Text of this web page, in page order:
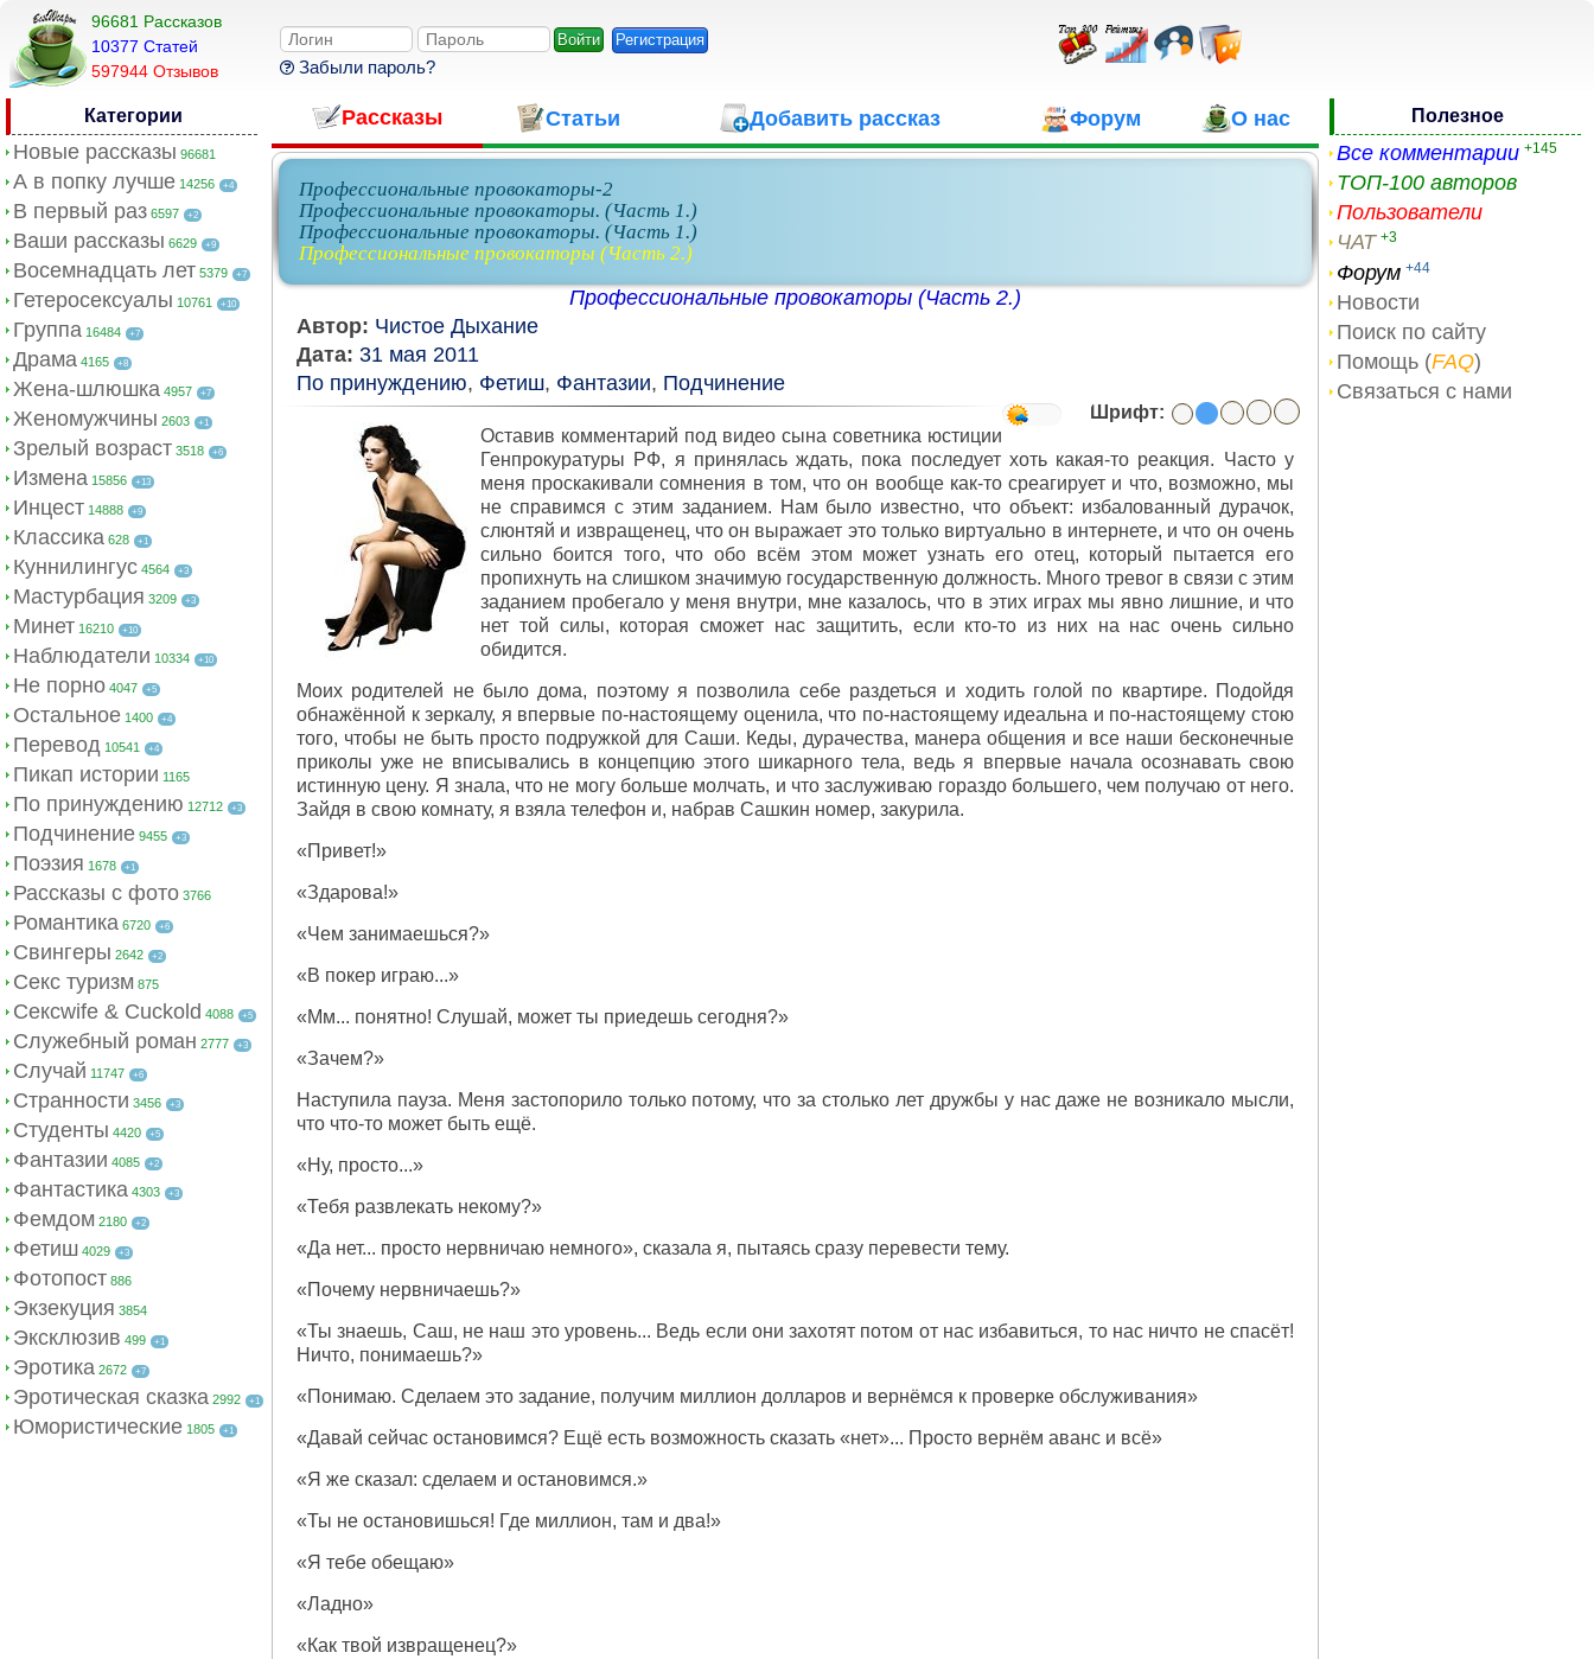
96681 Рассказов
10377 Cтатей
597944 Отзывов
Регистрация
Забыли пароль?
Категории
Новые рассказы 96681
А в попку лучше 14256 +4
В первый раз 6597 +2
Ваши рассказы 6629 +9
Восемнадцать лет 5379 +7
Гетеросексуалы 10761 +10
Группа 16484 +7
Драма 4165 +8
Жена-шлюшка 4957 +7
Женомужчины 2603 +1
Зрелый возраст 3518 +6
Измена 15856 +13
Инцест 14888 +9
Классика 628 +1
Куннилингус 4564 +3
Мастурбация 3209 +3
Минет 16210 +10
Наблюдатели 10334 +10
Не порно 4047 +5
Остальное 1400 +4
Перевод 10541 +4
Пикап истории 1165
По принуждению 12712 +3
Подчинение 9455 +3
Поэзия 1678 +1
Рассказы с фото 3766
Романтика 6720 +6
Свингеры 2642 +2
Секс туризм 875
Сексwife & Cuckold 4088 +5
Служебный роман 2777 +3
Случай 11747 +6
Странности 3456 +3
Студенты 4420 +5
Фантазии 4085 +2
Фантастика 4303 +3
Фемдом 2180 +2
Фетиш 4029 +3
Фотопост 886
Экзекуция 3854
Эксклюзив 499 +1
Эротика 2672 +7
Эротическая сказка 2992 +1
Юмористические 1805 +1
Рассказы Статьи Добавить рассказ Форум О нас
Профессиональные провокаторы-2
Профессиональные провокаторы. (Часть 1.)
Профессиональные провокаторы. (Часть 1.)
Профессиональные провокаторы (Часть 2.)
Профессиональные провокаторы (Часть 2.)
Автор: Чистое Дыхание
Дата: 31 мая 2011
По принуждению, Фетиш, Фантазии, Подчинение
Шрифт:
Оставив комментарий под видео сына советника юстиции
Генпрокуратуры РФ, я принялась ждать, пока последует хоть какая-то реакция. Часто у
меня проскакивали сомнения в том, что он вообще как-то среагирует и что, возможно, мы
не справимся с этим заданием. Нам было известно, что объект: избалованный дурачок,
слюнтяй и извращенец, что он выражает это только виртуально в интернете, и что он очень
сильно боится того, что обо всём этом может узнать его отец, который пытается его
пропихнуть на слишком значимую государственную должность. Много тревог в связи с этим
заданием пробегало у меня внутри, мне казалось, что в этих играх мы явно лишние, и что
нет той силы, которая сможет нас защитить, если кто-то из них на нас очень сильно
обидится.
Моих родителей не было дома, поэтому я позволила себе раздеться и ходить голой по квартире. Подойдя
обнажённой к зеркалу, я впервые по-настоящему оценила, что по-настоящему идеальна и по-настоящему стою
того, чтобы не быть просто подружкой для Саши. Кеды, дурачества, манера общения и все наши бесконечные
приколы уже не вписывались в концепцию этого шикарного тела, ведь я впервые начала осознавать свою
истинную цену. Я знала, что не могу больше молчать, и что заслуживаю гораздо большего, чем получаю от него.
Зайдя в свою комнату, я взяла телефон и, набрав Сашкин номер, закурила.
«Привет!»
«Здарова!»
«Чем занимаешься?»
«В покер играю...»
«Мм... понятно! Слушай, может ты приедешь сегодня?»
«Зачем?»
Наступила пауза. Меня застопорило только потому, что за столько лет дружбы у нас даже не возникало мысли,
что что-то может быть ещё.
«Ну, просто...»
«Тебя развлекать некому?»
«Да нет... просто нервничаю немного», сказала я, пытаясь сразу перевести тему.
«Почему нервничаешь?»
«Ты знаешь, Саш, не наш это уровень... Ведь если они захотят потом от нас избавиться, то нас ничто не спасёт!
Ничто, понимаешь?»
«Понимаю. Сделаем это задание, получим миллион долларов и вернёмся к проверке обслуживания»
«Давай сейчас остановимся? Ещё есть возможность сказать «нет»... Просто вернём аванс и всё»
«Я же сказал: сделаем и остановимся.»
«Ты не остановишься! Где миллион, там и два!»
«Я тебе обещаю»
«Ладно»
«Как твой извращенец?»
Полезное
Все комментарии +145
ТОП-100 авторов
Пользователи
ЧАТ +3
Форум +44
Новости
Поиск по сайту
Помощь (FAQ)
Связаться с нами